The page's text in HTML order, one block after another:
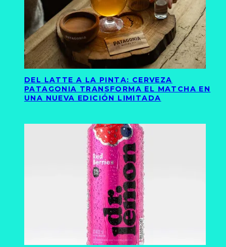
DEL LATTE A LA PINTA: CERVEZA
PATAGONIA TRANSFORMA EL MATCHA EN
UNA NUEVA EDICIÓN LIMITADA